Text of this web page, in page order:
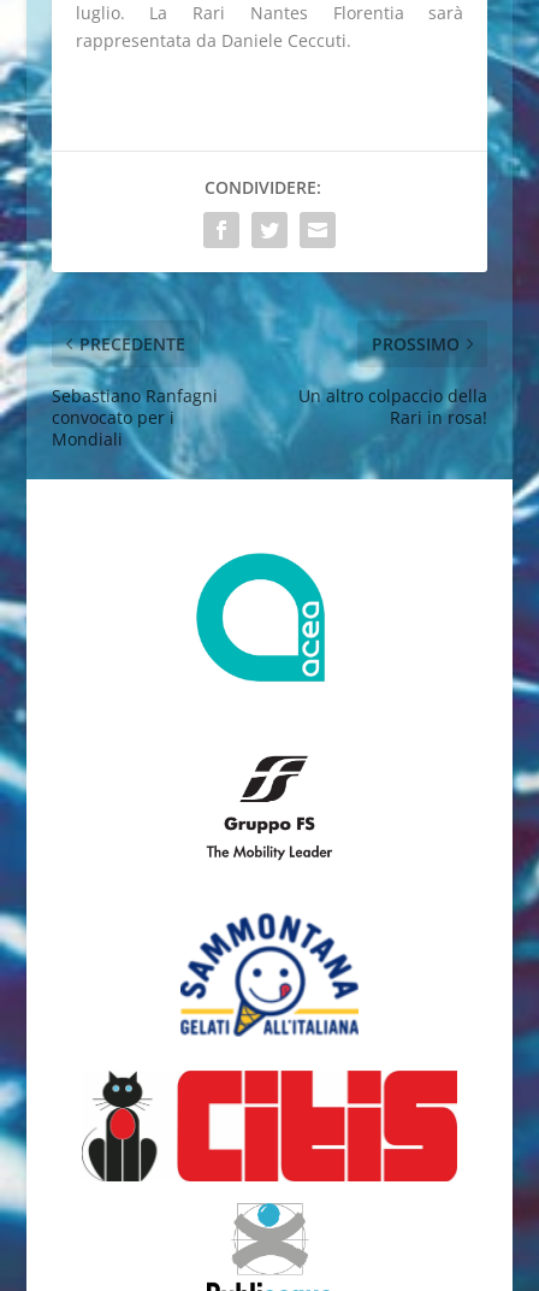
luglio. La Rari Nantes Florentia sarà
rappresentata da Daniele Ceccuti.
CONDIVIDERE:
PRECEDENTE
Sebastiano Ranfagni
convocato per i
Mondiali
PROSSIMO
Un altro colpaccio della
Rari in rosa!